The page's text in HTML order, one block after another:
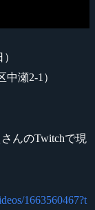
瀬2-1）
んのTwitchで現
1663560467?t